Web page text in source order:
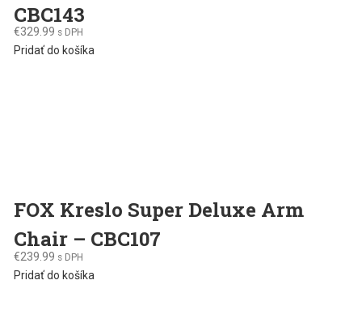
CBC143
€329.99 s DPH
Pridať do košíka
FOX Kreslo Super Deluxe Arm
Chair – CBC107
€239.99 s DPH
Pridať do košíka